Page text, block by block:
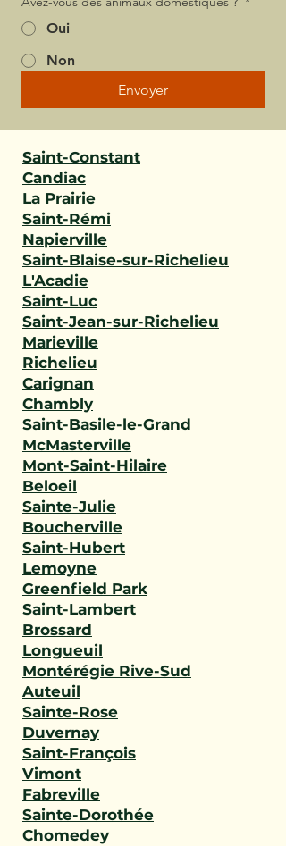
Oui
Non
Envoyer
Saint-Constant
Candiac
La Prairie
Saint-Rémi
Napierville
Saint-Blaise-sur-Richelieu
L'Acadie
Saint-Luc
Saint-Jean-sur-Richelieu
Marieville
Richelieu
Carignan
Chambly
Saint-Basile-le-Grand
McMasterville
Mont-Saint-Hilaire
Beloeil
Sainte-Julie
Boucherville
Saint-Hubert
Lemoyne
Greenfield Park
Saint-Lambert
Brossard
Longueuil
Montérégie Rive-Sud
Auteuil
Sainte-Rose
Duvernay
Saint-François
Vimont
Fabreville
Sainte-Dorothée
Chomedey